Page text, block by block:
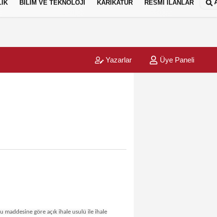
BİLİM VE TEKNOLOJİ KARİKATÜR RESMİ İLANLAR
Yazarlar Üye Paneli
maddesine göre açık ihale usulü ile ihale